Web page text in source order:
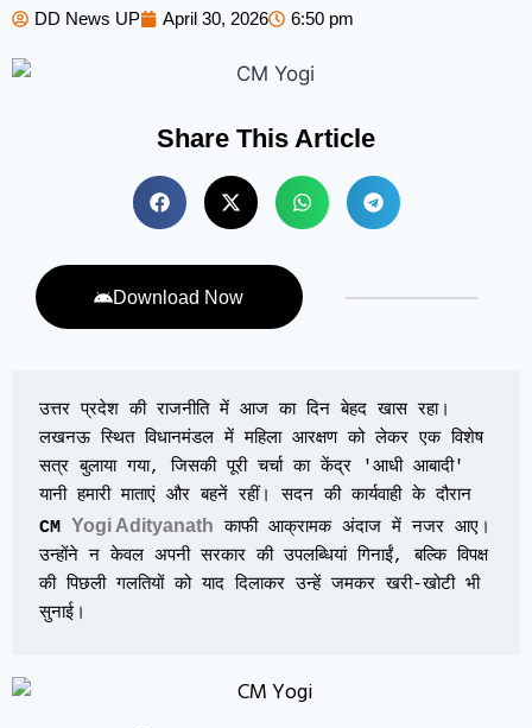
DD News UP April 30, 2026 6:50 pm
Share This Article
Download Now
उत्तर प्रदेश की राजनीति में आज का दिन बेहद खास रहा।
लखनऊ स्थित विधानमंडल में महिला आरक्षण को लेकर एक विशेष
सत्र बुलाया गया, जिसकी पूरी चर्चा का केंद्र 'आधी आबादी'
यानी हमारी माताएं और बहनें रहीं। सदन की कार्यवाही के दौरान
CM Yogi Adityanath काफी आक्रामक अंदाज में नजर आए।
उन्होंने न केवल अपनी सरकार की उपलब्धियां गिनाईं, बल्कि विपक्ष
की पिछली गलतियों को याद दिलाकर उन्हें जमकर खरी-खोटी भी
सुनाई।